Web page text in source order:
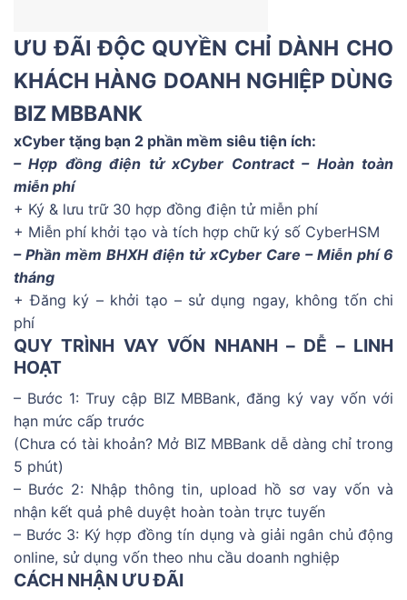
ƯU ĐÃI ĐỘC QUYỀN CHỈ DÀNH CHO
KHÁCH HÀNG DOANH NGHIỆP DÙNG
BIZ MBBANK
xCyber tặng bạn 2 phần mềm siêu tiện ích:
– Hợp đồng điện tử xCyber Contract – Hoàn toàn
miễn phí
+ Ký & lưu trữ 30 hợp đồng điện tử miễn phí
+ Miễn phí khởi tạo và tích hợp chữ ký số CyberHSM
– Phần mềm BHXH điện tử xCyber Care – Miễn phí 6
tháng
+ Đăng ký – khởi tạo – sử dụng ngay, không tốn chi
phí
QUY TRÌNH VAY VỐN NHANH – DỄ – LINH
HOẠT
– Bước 1: Truy cập BIZ MBBank, đăng ký vay vốn với
hạn mức cấp trước
(Chưa có tài khoản? Mở BIZ MBBank dễ dàng chỉ trong
5 phút)
– Bước 2: Nhập thông tin, upload hồ sơ vay vốn và
nhận kết quả phê duyệt hoàn toàn trực tuyến
– Bước 3: Ký hợp đồng tín dụng và giải ngân chủ động
online, sử dụng vốn theo nhu cầu doanh nghiệp
CÁCH NHẬN ƯU ĐÃI